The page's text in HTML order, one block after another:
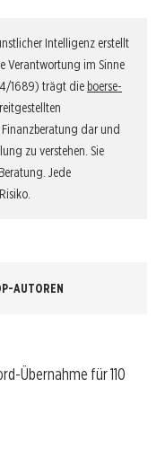
Intelligenz erstellt
Verantwortung im Sinne
1689) trägt die boerse-
dar und
zu verstehen. Sie
Jede
AUTOREN
Übernahme für 110